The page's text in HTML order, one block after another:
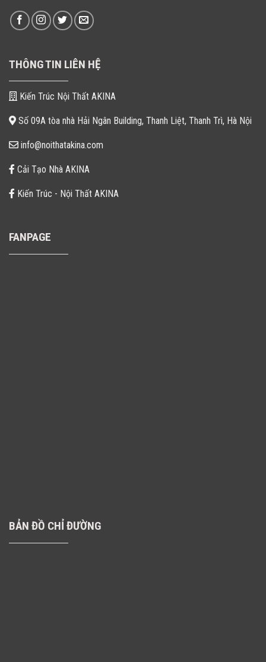
THÔNG TIN LIÊN HỆ
Kiến Trúc Nội Thất AKINA
Số 09A tòa nhà Hải Ngân Building, Thanh Liệt, Thanh Trì, Hà Nội
info@noithatakina.com
Cải Tạo Nhà AKINA
Kiến Trúc - Nội Thất AKINA
FANPAGE
BẢN ĐỒ CHỈ ĐƯỜNG